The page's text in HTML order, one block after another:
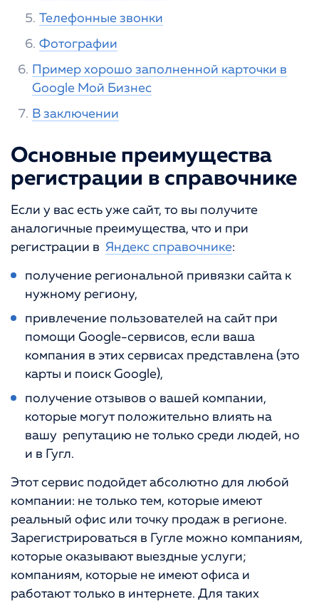
Телефонные звонки
Фотографии
Пример хорошо заполненной карточки в
Google Мой Бизнес
В заключении
Основные преимущества
регистрации в справочнике
Если у вас есть уже сайт, то вы получите
аналогичные преимущества, что и при
регистрации в Яндекс справочнике:
получение региональной привязки сайта к
нужному региону,
привлечение пользователей на сайт при
помощи Google-сервисов, если ваша
компания в этих сервисах представлена (это
карты и поиск Google),
получение отзывов о вашей компании,
которые могут положительно влиять на
вашу репутацию не только среди людей, но
и в Гугл.
Этот сервис подойдет абсолютно для любой
компании: не только тем, которые имеют
реальный офис или точку продаж в регионе.
Зарегистрироваться в Гугле можно компаниям,
которые оказывают выездные услуги;
компаниям, которые не имеют офиса и
работают только в интернете. Для таких